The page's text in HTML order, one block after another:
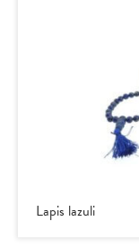
Lapis lazuli